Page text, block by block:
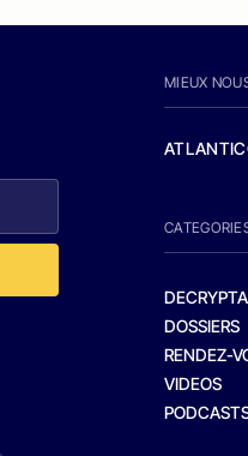
MIEUX
DOSSIERS
RENDEZ-
VIDEOS